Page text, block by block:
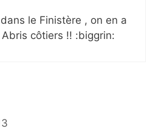
le Finistère , on en a
côtiers !! :biggrin: